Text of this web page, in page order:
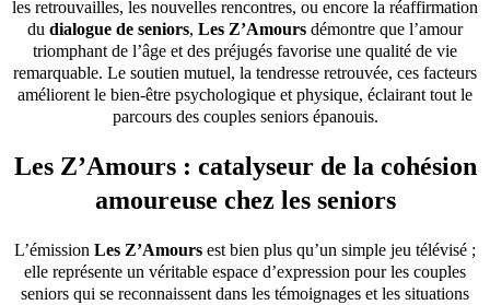
les retrouvailles, les nouvelles rencontres, ou encore la réaffirmation
du dialogue de seniors, Les Z’Amours démontre que l’amour
triomphant de l’âge et des préjugés favorise une qualité de vie
remarquable. Le soutien mutuel, la tendresse retrouvée, ces facteurs
améliorent le bien-être psychologique et physique, éclairant tout le
parcours des couples seniors épanouis.
Les Z’Amours : catalyseur de la cohésion
amoureuse chez les seniors
L’émission Les Z’Amours est bien plus qu’un simple jeu télévisé ;
elle représente un véritable espace d’expression pour les couples
seniors qui se reconnaissent dans les témoignages et les situations